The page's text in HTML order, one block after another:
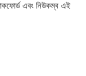
এবং নিউকম্ব এই